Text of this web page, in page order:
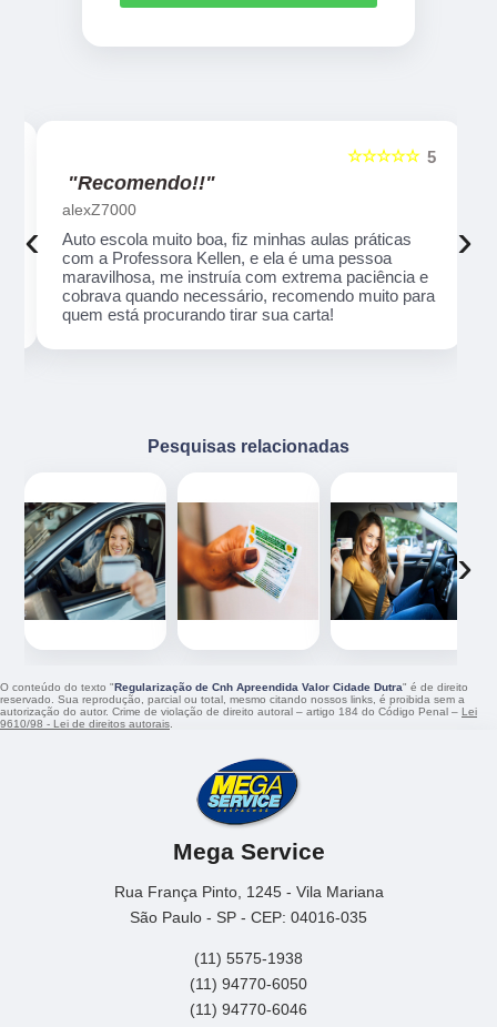
5
☆☆☆☆☆
"Recomendo!!"
alexZ7000
Auto escola muito boa, fiz minhas aulas práticas
com a Professora Kellen, e ela é uma pessoa
maravilhosa, me instruía com extrema paciência e
cobrava quando necessário, recomendo muito para
quem está procurando tirar sua carta!
‹ ›
Pesquisas relacionadas
‹ ›
O conteúdo do texto "Regularização de Cnh Apreendida Valor Cidade Dutra" é de direito
reservado. Sua reprodução, parcial ou total, mesmo citando nossos links, é proibida sem a
autorização do autor. Crime de violação de direito autoral – artigo 184 do Código Penal – Lei
9610/98 - Lei de direitos autorais
Mega Service
Rua França Pinto, 1245 - Vila Mariana
São Paulo - SP - CEP: 04016-035
(11) 5575-1938
(11) 94770-6050
(11) 94770-6046